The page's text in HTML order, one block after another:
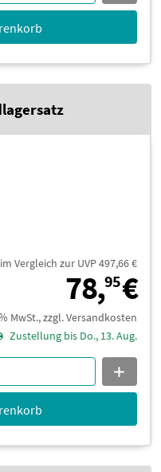
im Vergleich zur UVP 497,66 €
78,95€
MwSt., zzgl. Versandkosten
Zustellung bis Do., 13. Aug.